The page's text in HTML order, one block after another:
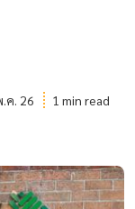
ค. 26 1 min read